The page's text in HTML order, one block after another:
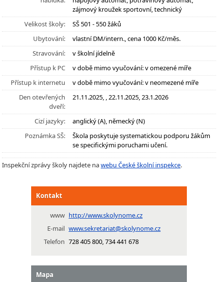
zájmový kroužek sportovní, technický
Velikost školy:
SŠ 501 - 550 žáků
Ubytování:
vlastní DM/intern., cena 1000 Kč/měs.
Stravování:
v školní jídelně
Přístup k PC
v době mimo vyučování: v omezené míře
Přístup k internetu
v době mimo vyučování: v neomezené míře
Den otevřených
dveří:
21.11.2025, , 22.11.2025, 23.1.2026
Cizí jazyky:
anglický (A), německý (N)
Poznámka SŠ:
Škola poskytuje systematickou podporu žákům
se specifickými poruchami učení.
Inspekční zprávy školy najdete nawebu České školní inspekce.
Kontakt
www http://www.skolynome.cz
E-mail www.sekretariat@skolynome.cz
Telefon 728 405 800, 734 441 678
Mapa